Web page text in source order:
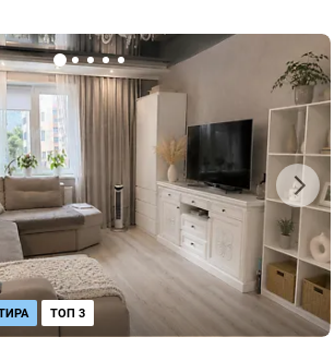
ТОП 3